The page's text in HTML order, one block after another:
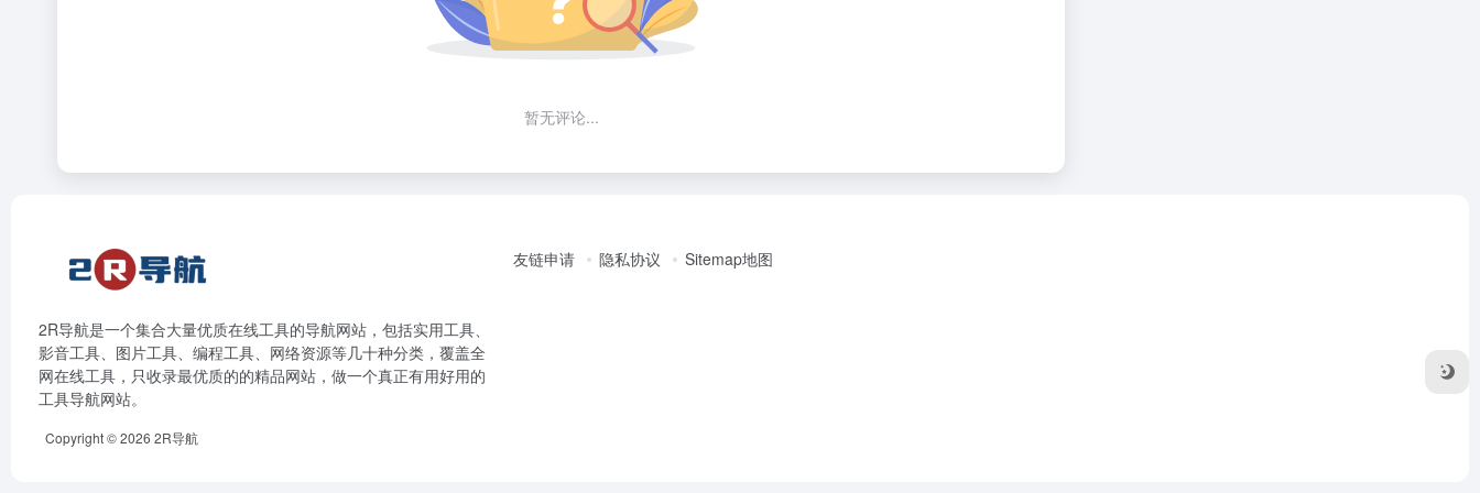
暂无评论...
2R导航是一个集合大量优质在线工具的导航网站，包括实用工具、
影音工具、图片工具、编程工具、网络资源等几十种分类，覆盖全
网在线工具，只收录最优质的的精品网站，做一个真正有用好用的
工具导航网站。
友链申请 隐私协议 Sitemap地图
Copyright © 2026 2R导航